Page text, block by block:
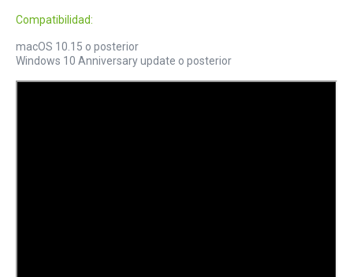
Compatibilidad:
macOS 10.15 o posterior
Windows 10 Anniversary update o posterior